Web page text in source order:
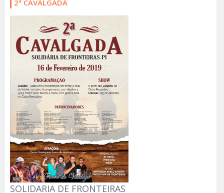
2ª CAVALGADA
SOLIDARIA DE FRONTEIRAS